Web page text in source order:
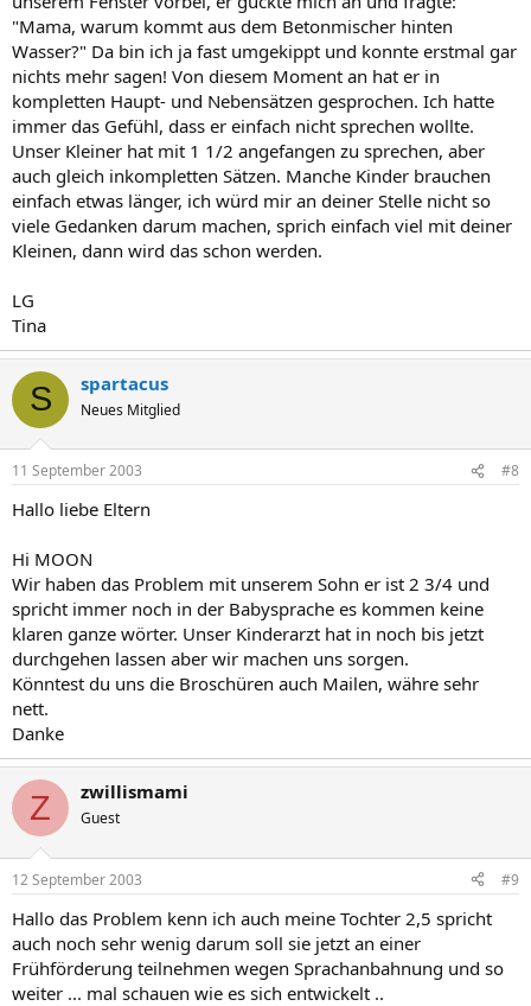
"Mama, warum kommt aus dem Betonmischer hinten
Wasser?" Da bin ich ja fast umgekippt und konnte erstmal gar
nichts mehr sagen! Von diesem Moment an hat er in
kompletten Haupt- und Nebensätzen gesprochen. Ich hatte
immer das Gefühl, dass er einfach nicht sprechen wollte.
Unser Kleiner hat mit 1 1/2 angefangen zu sprechen, aber
auch gleich inkompletten Sätzen. Manche Kinder brauchen
einfach etwas länger, ich würd mir an deiner Stelle nicht so
viele Gedanken darum machen, sprich einfach viel mit deiner
Kleinen, dann wird das schon werden.
LG
Tina
S spartacus
Neues Mitglied
11 September 2003 #8
Hallo liebe Eltern
Hi MOON
Wir haben das Problem mit unserem Sohn er ist 2 3/4 und
spricht immer noch in der Babysprache es kommen keine
klaren ganze wörter. Unser Kinderarzt hat in noch bis jetzt
durchgehen lassen aber wir machen uns sorgen.
Könntest du uns die Broschüren auch Mailen, währe sehr
nett.
Danke
Z zwillismami
Guest
12 September 2003 #9
Hallo das Problem kenn ich auch meine Tochter 2,5 spricht
auch noch sehr wenig darum soll sie jetzt an einer
Frühförderung teilnehmen wegen Sprachanbahnung und so
weiter ... mal schauen wie es sich entwickelt ..